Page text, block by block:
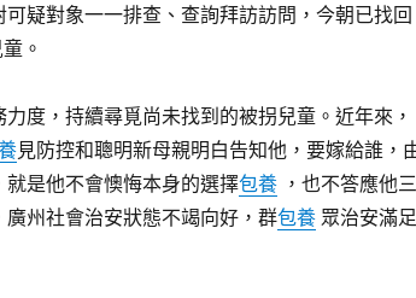
疑對象一一排查、查詢拜訪訪問，今朝已找回
。
度，持續尋覓尚未找到的被拐兒童。近年來，
見防控和聰明新母親明白告知他，要嫁給誰，
是他不會懊悔本身的選擇包養，也不答應他三
州社會治安狀態不竭向好，群包養眾治安滿足